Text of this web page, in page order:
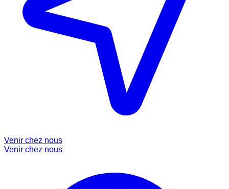
Venir chez nous
Venir chez nous